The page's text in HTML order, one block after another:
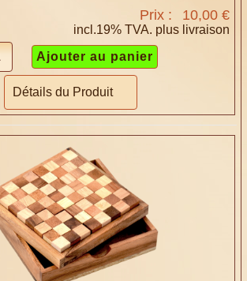
Prix : 10,00 €
incl.19% TVA. plus livraison
Détails du Produit